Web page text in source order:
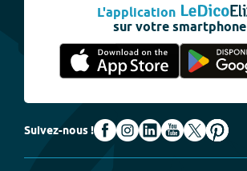
L'application
sur votre smartphone
Suivez-nous !